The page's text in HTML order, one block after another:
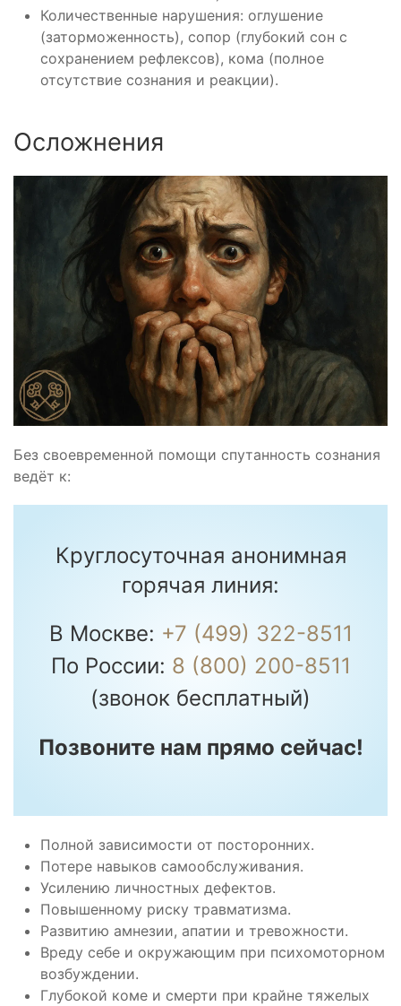
Количественные нарушения: оглушение
(заторможенность), сопор (глубокий сон с
сохранением рефлексов), кома (полное
отсутствие сознания и реакции).
Осложнения
Без своевременной помощи спутанность сознания
ведёт к:
Круглосуточная анонимная
горячая линия:
В Москве: +7 (499) 322-8511
По России: 8 (800) 200-8511
(звонок бесплатный)
Позвоните нам прямо сейчас!
Полной зависимости от посторонних.
Потере навыков самообслуживания.
Усилению личностных дефектов.
Повышенному риску травматизма.
Развитию амнезии, апатии и тревожности.
Вреду себе и окружающим при психомоторном
возбуждении.
Глубокой коме и смерти при крайне тяжелых